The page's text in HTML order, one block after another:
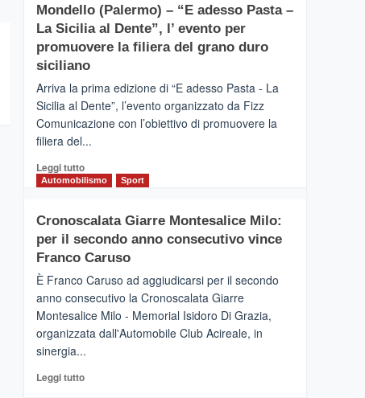
messaggi
di
CASTIGLIONE
DI
SICILIA
(Ct)
Il
Borgo
del
tour
tra
vicoli
medievali
Mondello (Palermo) – “E adesso Pasta –
La Sicilia al Dente”, l’ evento per
promuovere la filiera del grano duro
siciliano
Arriva la prima edizione di “E adesso Pasta - La
Sicilia al Dente”, l’evento organizzato da Fizz
Comunicazione con l’obiettivo di promuovere la
filiera del...
Leggi tuttoLeggi
di
Mondello
(Palermo)
–
adesso
Pasta
–
La
Dente”,
Automobilismo Sport
Cronoscalata Giarre Montesalice Milo:
per il secondo anno consecutivo vince
Franco Caruso
È Franco Caruso ad aggiudicarsi per il secondo
anno consecutivo la Cronoscalata Giarre
Montesalice Milo - Memorial Isidoro Di Grazia,
organizzata dall'Automobile Club Acireale, in
sinergia...
Leggi tuttoLeggi